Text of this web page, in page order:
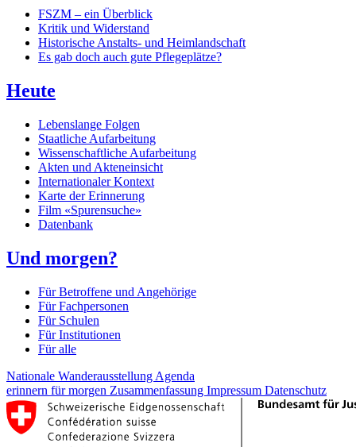
FSZM – ein Überblick
Kritik und Widerstand
Historische Anstalts- und Heimlandschaft
Es gab doch auch gute Pflegeplätze?
Heute
Lebenslange Folgen
Staatliche Aufarbeitung
Wissenschaftliche Aufarbeitung
Akten und Akteneinsicht
Internationaler Kontext
Karte der Erinnerung
Film «Spurensuche»
Datenbank
Und morgen?
Für Betroffene und Angehörige
Für Fachpersonen
Für Schulen
Für Institutionen
Für alle
Nationale Wanderausstellung Agenda
erinnern für morgen Zusammenfassung Impressum Datenschutz